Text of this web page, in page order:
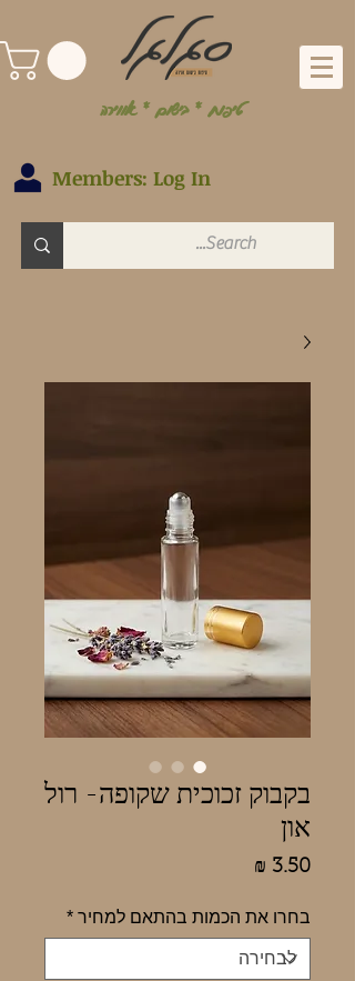
טיפוח * בישום * אווירה
Members: Log In
בקבוק זכוכית שקופה- רול
און
בחרו את הכמות בהתאם למחיר *